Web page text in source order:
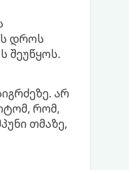
დროს
შეუწყოს.
არ
რომ,
თმაზე,